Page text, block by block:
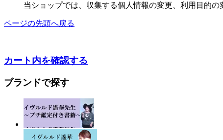
当ショップでは、収集する個人情報の変更、利用目的
ページの先頭へ戻る
カート内を確認する
ブランドで探す